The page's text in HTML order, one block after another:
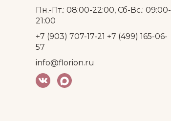
Пн.-Пт.: 08:00-22:00, Сб-Вс.: 09:00-
21:00
+7 (903) 707-17-21 +7 (499) 165-06-
57
info@florion.ru